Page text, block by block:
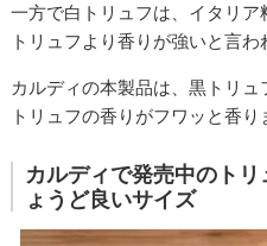
一方で白トリュフは、イタリ
トリュフより香りが強いと言わ
カルディの本製品は、黒トリ
トリュフの香りがフワッと香り
カルディで発売中のト
ょうど良いサイズ